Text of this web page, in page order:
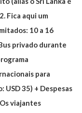
Fica aqui um
10 a 16
privado durante
para
USD 35) + Despesas
viajantes